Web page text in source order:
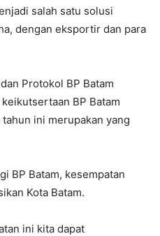
salah satu solusi
dengan eksportir dan para
Protokol BP Batam
BP Batam
ini merupakan yang
BP Batam, kesempatan
Kota Batam.
ini kita dapat